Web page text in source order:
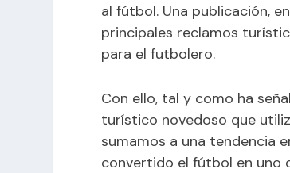
al fútbol. Una publicación,
principales reclamos
para el futbolero.
Con ello, tal y como ha
turístico novedoso que
sumamos a una tendencia
convertido el fútbol en uno